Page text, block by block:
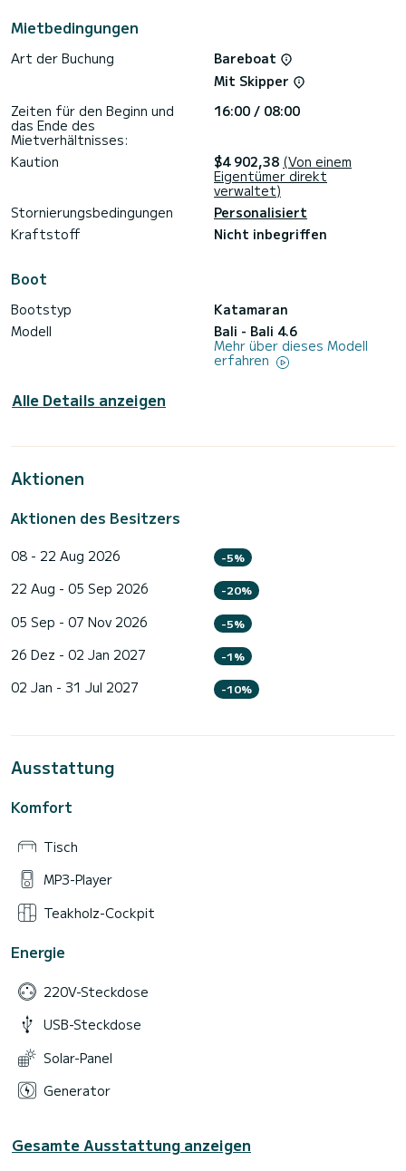
Rollgenua ausgestattet. Es verfügt über folgende
Ausstattung: Autopilot, USB-Stecker.
Zögern Sie nicht, uns für ein Angebot zu kontaktieren, Sie
werden von einem SamBoat-Experten bei Ihrem
Mietbedingungen
Art der Buchung
Bareboat
Mit Skipper
Zeiten für den Beginn und
das Ende des
Mietverhältnisses:
16:00 / 08:00
Kaution $4 902,38 (Von einem
Eigentümer direkt
verwaltet)
Stornierungsbedingungen
Personalisiert
Kraftstoff
Nicht inbegriffen
Boot
Bootstyp
Katamaran
Modell
Bali - Bali 4.6
Mehr über dieses Modell
erfahren
Alle Details anzeigen
Aktionen
Aktionen des Besitzers
08 - 22 Aug 2026 -5%
22 Aug - 05 Sep 2026 -20%
05 Sep - 07 Nov 2026 -5%
26 Dez - 02 Jan 2027 -1%
02 Jan - 31 Jul 2027 -10%
Ausstattung
Komfort
Tisch
MP3-Player
Teakholz-Cockpit
Energie
220V-Steckdose
USB-Steckdose
Solar-Panel
Generator
Gesamte Ausstattung anzeigen